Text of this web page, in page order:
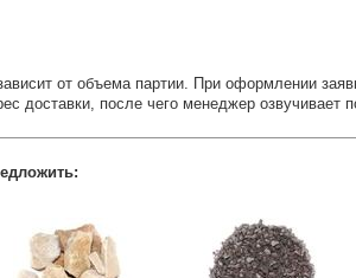
от объема партии. При оформлении
доставки, после чего менеджер озвучивает